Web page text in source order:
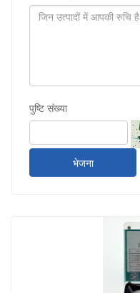
पुष्टि संख्या
भेजना